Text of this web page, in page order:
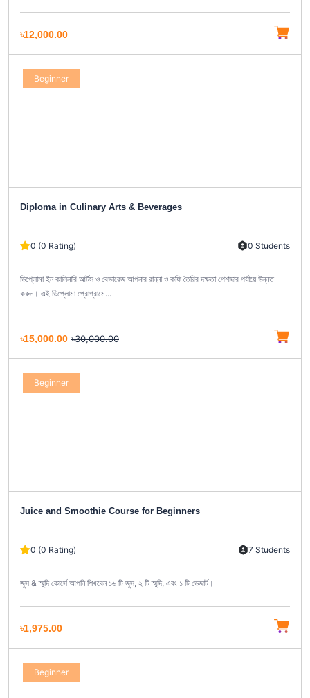
৳12,000.00
Beginner
Diploma in Culinary Arts & Beverages
0 (0 Rating) 0 Students
ডিপ্লোমা ইন কালিনারি আর্টস ও বেভারেজ আপনার রান্না ও কফি তৈরির দক্ষতা পেশাদার পর্যায়ে উন্নত
করুন। এই ডিপ্লোমা প্রোগ্রামে...
৳15,000.00 ৳30,000.00
Beginner
Juice and Smoothie Course for Beginners
0 (0 Rating) 7 Students
জুস & স্মুদি কোর্সে আপনি শিখবেন ১৬ টি জুস, ২ টি স্মুদি, এবং ১ টি ডেজার্ট।
৳1,975.00
Beginner